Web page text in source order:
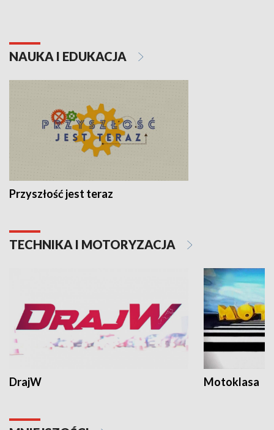
NAUKA I EDUKACJA
Przyszłość jest teraz
TECHNIKA I MOTORYZACJA
DrajW Motoklasa